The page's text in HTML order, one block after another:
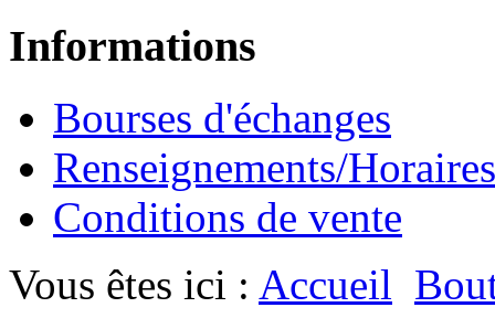
Informations
Bourses d'échanges
Renseignements/Horaires
Conditions de vente
Vous êtes ici : Accueil